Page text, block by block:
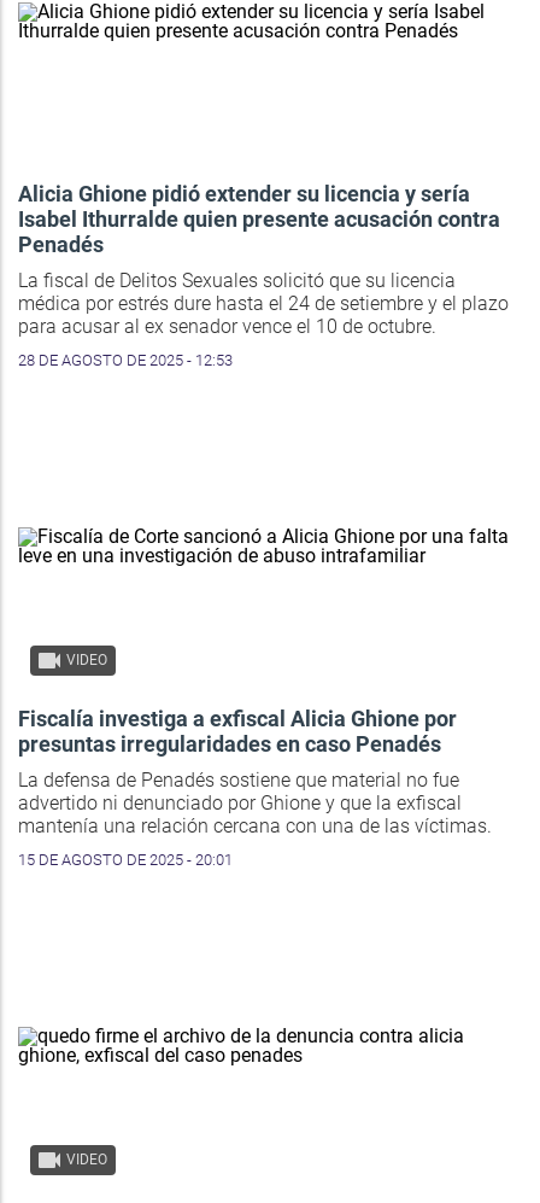
Alicia Ghione pidió extender su licencia y sería
Isabel Ithurralde quien presente acusación contra
Penadés
La fiscal de Delitos Sexuales solicitó que su licencia
médica por estrés dure hasta el 24 de setiembre y el plazo
para acusar al ex senador vence el 10 de octubre.
28 DE AGOSTO DE 2025 - 12:53
VIDEO
Fiscalía investiga a exfiscal Alicia Ghione por
presuntas irregularidades en caso Penadés
La defensa de Penadés sostiene que material no fue
advertido ni denunciado por Ghione y que la exfiscal
mantenía una relación cercana con una de las víctimas.
15 DE AGOSTO DE 2025 - 20:01
VIDEO